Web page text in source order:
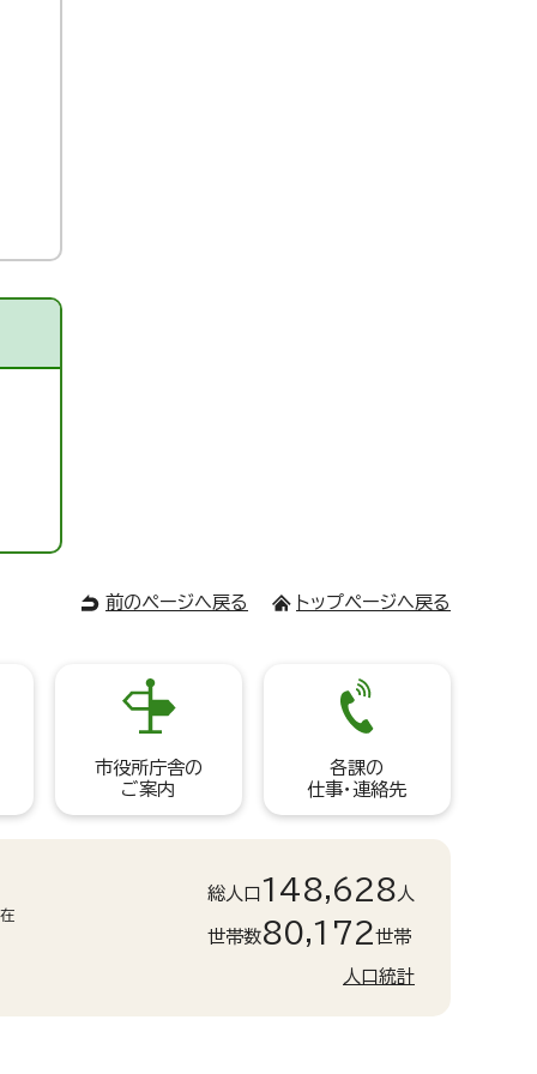
前のページへ戻る トップページへ戻る
市役所庁舎の
ご案内
各課の
仕事・連絡先
総人口 148,628 人
世帯数80,172世帯
人口統計